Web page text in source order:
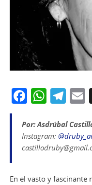
F
c
e
o
W
at
s
p
T
e
gr
a
m
l
Por: Asdrúbal
Instagram:
En el vasto y fascinante